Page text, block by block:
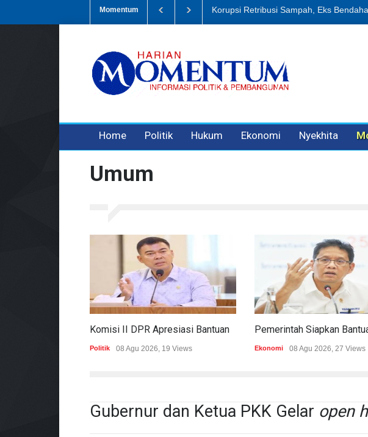
Momentum
Eks Bendahara Pembantu DLH Divonis 5 Tahun Dugaan Penipuan Oleh Oknum
Home Politik Hukum Ekonomi Nyekhita
Umum
Politik 08 Agu 2026, 19 Views Ekonomi 08 Agu 2026, 27 Views
Gubernur dan Ketua PKK Gelar open